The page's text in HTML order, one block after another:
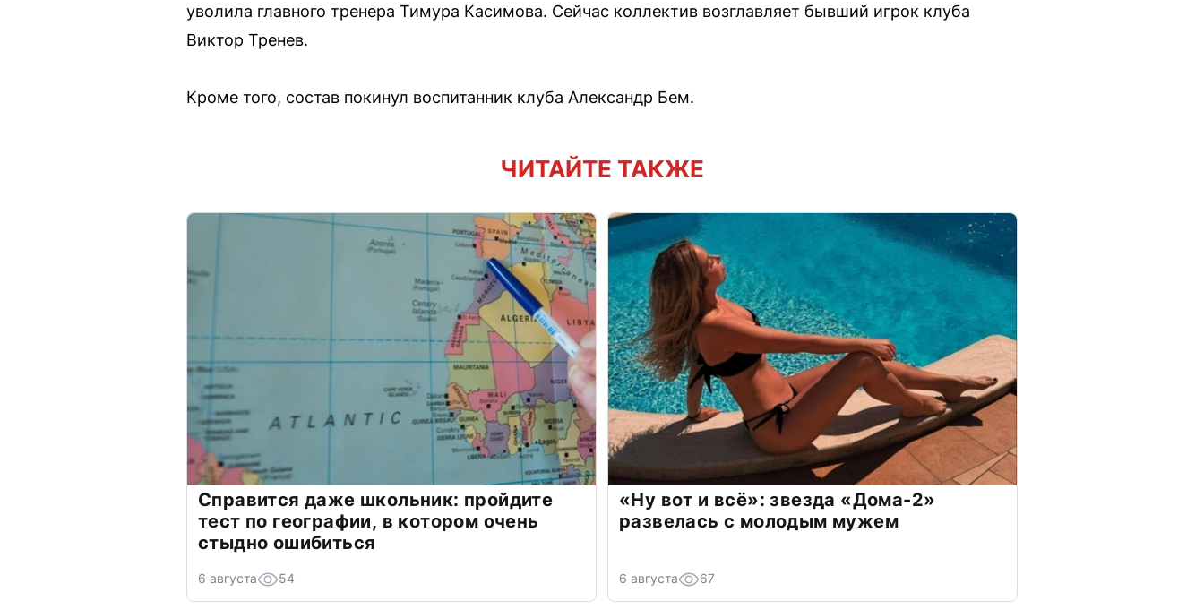
уволила главного тренера Тимура Касимова. Сейчас коллектив возглавляет бывший игрок клуба
Виктор Тренев.
Кроме того, состав покинул воспитанник клуба Александр Бем.
ЧИТАЙТЕ ТАКЖЕ
Справится даже школьник: пройдите
тест по географии, в котором очень
стыдно ошибиться
6 августа 54
«Ну вот и всё»: звезда «Дома-2»
развелась с молодым мужем
6 августа 67